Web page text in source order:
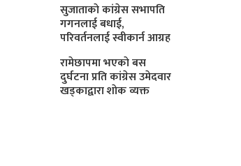
सुजाताकाे कांग्रेस सभापति
गगनलाई बधाई,
परिवर्तनलाई स्वीकार्न आग्रह
रामेछापमा भएकाे बस
दुर्घटना प्रति कांग्रेस उमेदवार
खड्काद्वारा शाेक व्यक्त